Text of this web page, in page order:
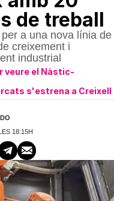
de treball
a una nova línia de
creixement i
industrial
veure el Nàstic-
s'estrena a Creixell
18:15H